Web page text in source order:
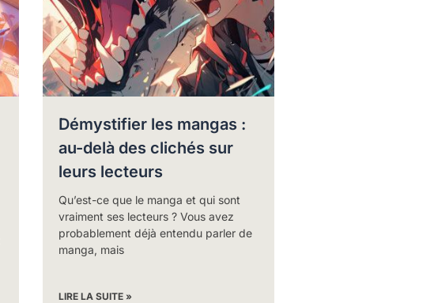
Démystifier les mangas :
au-delà des clichés sur
leurs lecteurs
Qu’est-ce que le manga et qui sont
vraiment ses lecteurs ? Vous avez
probablement déjà entendu parler de
manga, mais
LIRE LA SUITE »